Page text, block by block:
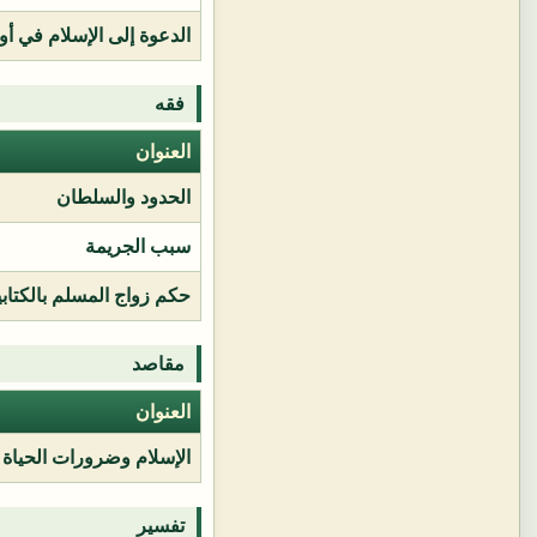
الدعوة إلى الإسلام في
فقه
العنوان
الحدود والسلطان
سبب الجريمة
حكم زواج المسلم
مقاصد
العنوان
الإسلام وضرورات الحياة
تفسير